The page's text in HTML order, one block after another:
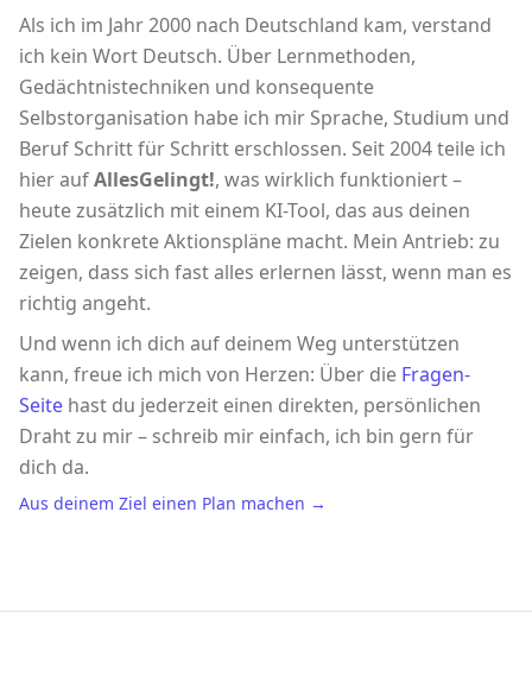
Als ich im Jahr 2000 nach Deutschland kam, verstand
ich kein Wort Deutsch. Über Lernmethoden,
Gedächtnistechniken und konsequente
Selbstorganisation habe ich mir Sprache, Studium und
Beruf Schritt für Schritt erschlossen. Seit 2004 teile ich
hier aufAllesGelingt!, was wirklich funktioniert –
heute zusätzlich mit einem KI-Tool, das aus deinen
Zielen konkrete Aktionspläne macht. Mein Antrieb: zu
zeigen, dass sich fast alles erlernen lässt, wenn man es
richtig angeht.
Und wenn ich dich auf deinem Weg unterstützen
kann, freue ich mich von Herzen: Über die Fragen-
Seite hast du jederzeit einen direkten, persönlichen
Draht zu mir – schreib mir einfach, ich bin gern für
dich da.
Aus deinem Ziel einen Plan machen →